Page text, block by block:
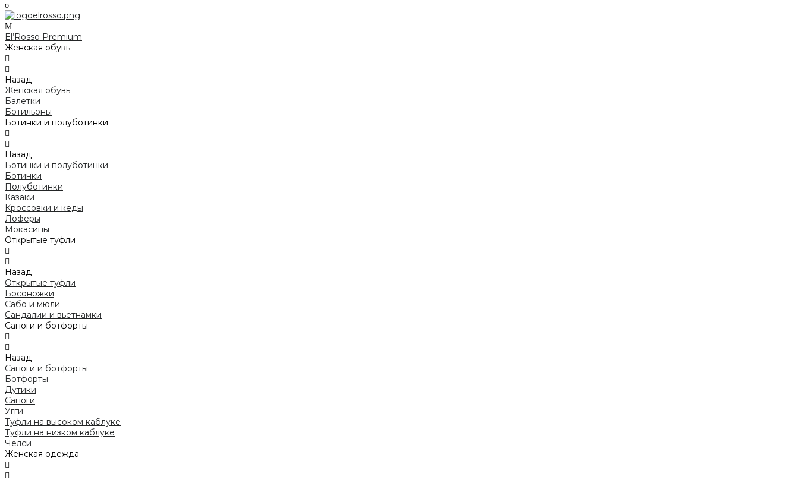
El’Rosso Premium
Женская обувь
Назад
Женская обувь
Балетки
Ботильоны
Ботинки и полуботинки
Назад
Ботинки и полуботинки
Ботинки
Полуботинки
Казаки
Кроссовки и кеды
Лоферы
Мокасины
Открытые туфли
Назад
Открытые туфли
Босоножки
Сабо и мюли
Сандалии и вьетнамки
Сапоги и ботфорты
Назад
Сапоги и ботфорты
Ботфорты
Дутики
Сапоги
Угги
Туфли на высоком каблуке
Туфли на низком каблуке
Челси
Женская одежда